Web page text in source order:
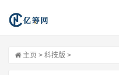
主页 > 科技版 >